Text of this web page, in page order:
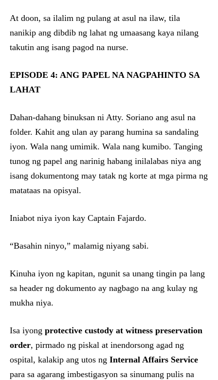
At doon, sa ilalim ng pulang at asul na ilaw, tila
nanikip ang dibdib ng lahat ng umaasang kaya nilang
takutin ang isang pagod na nurse.
EPISODE 4: ANG PAPEL NA NAGPAHINTO SA
LAHAT
Dahan-dahang binuksan ni Atty. Soriano ang asul na
folder. Kahit ang ulan ay parang humina sa sandaling
iyon. Wala nang umimik. Wala nang kumibo. Tanging
tunog ng papel ang narinig habang inilalabas niya ang
isang dokumentong may tatak ng korte at mga pirma ng
matataas na opisyal.
Iniabot niya iyon kay Captain Fajardo.
“Basahin ninyo,” malamig niyang sabi.
Kinuha iyon ng kapitan, ngunit sa unang tingin pa lang
sa header ng dokumento ay nagbago na ang kulay ng
mukha niya.
Isa iyong protective custody at witness preservation
order, pirmado ng piskal at inendorsong agad ng
ospital, kalakip ang utos ng Internal Affairs Service
para sa agarang imbestigasyon sa sinumang pulis na